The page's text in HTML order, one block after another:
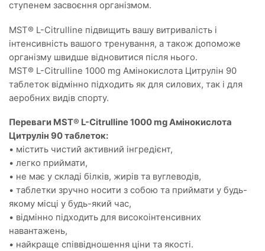
ступенем засвоєння організмом.
MST® L-Citrulline підвищить вашу витривалість і
інтенсивність вашого тренування, а також допоможе
організму швидше відновитися після нього.
MST® L-Citrulline 1000 mg Амінокислота Цитрулін 90
таблеток відмінно підходить як для силових, так і для
аеробних видів спорту.
Переваги MST® L-Citrulline 1000 mg Амінокислота
Цитрулін 90 таблеток:
• містить чистий активний інгредієнт,
• легко приймати,
• не має у складі білків, жирів та вуглеводів,
• таблетки зручно носити з собою та приймати у будь-
якому місці у будь-який час,
• відмінно підходить для високоінтенсивних
навантажень,
• найкраще співвідношення ціни та якості.